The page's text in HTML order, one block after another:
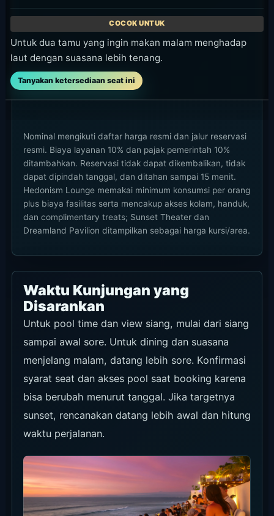
Untuk dua tamu yang ingin makan malam menghadap
laut dengan suasana lebih tenang.
Tanyakan ketersediaan seat ini
Nominal mengikuti daftar harga resmi dan jalur reservasi
resmi. Biaya layanan 10% dan pajak pemerintah 10%
ditambahkan. Reservasi tidak dapat dikembalikan, tidak
dapat dipindah tanggal, dan ditahan sampai 15 menit.
Hedonism Lounge memakai minimum konsumsi per orang
plus biaya fasilitas serta mencakup akses kolam, handuk,
dan complimentary treats; Sunset Theater dan
Dreamland Pavilion ditampilkan sebagai harga kursi/area.
Waktu Kunjungan yang
Disarankan
Untuk pool time dan view siang, mulai dari siang
sampai awal sore. Untuk dining dan suasana
menjelang malam, datang lebih sore. Konfirmasi
syarat seat dan akses pool saat booking karena
bisa berubah menurut tanggal. Jika targetnya
sunset, rencanakan datang lebih awal dan hitung
waktu perjalanan.